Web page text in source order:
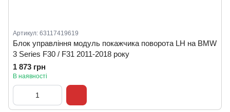
Артикул: 63117419619
Блок управління модуль покажчика поворота LH на BMW
3 Series F30 / F31 2011-2018 року
1 873 грн
В наявності